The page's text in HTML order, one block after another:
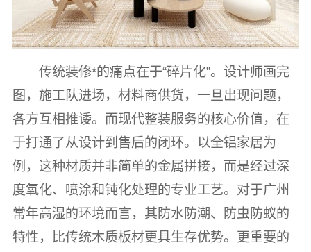
传统装修*的痛点在于“碎片化”。设计师画完
图，施工队进场，材料商供货，一旦出现问题，
各方互相推诿。而现代整装服务的核心价值，在
于打通了从设计到售后的闭环。以全铝家居为
例，这种材质并非简单的金属拼接，而是经过深
度氧化、喷涂和钝化处理的专业工艺。对于广州
常年高湿的环境而言，其防水防潮、防虫防蚁的
特性，比传统木质板材更具生存优势。更重要的